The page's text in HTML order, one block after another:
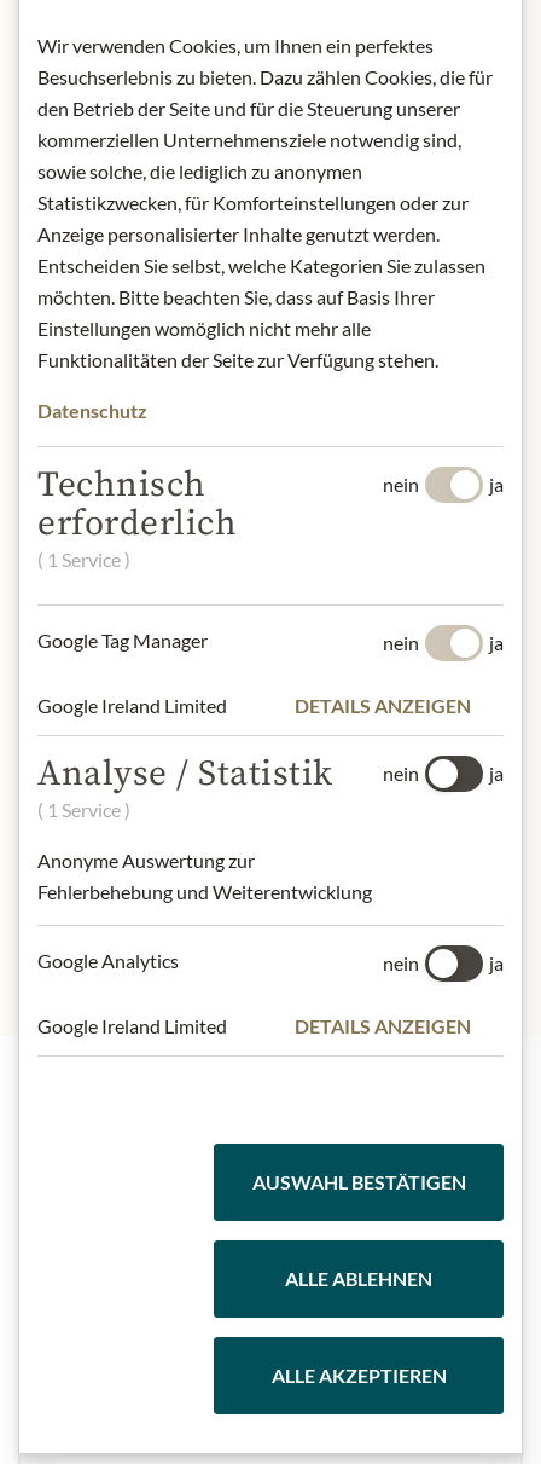
Ihre Gourmet Club Vorteile
Veranstaltungen
• Ermäßigungen für sämtliche Gourmet Club
Veranstaltungen
• Voranmeldung für Verkostungen und Master Classes
Exklusive Angebote, Produkte & limitierte Editionen
• Vorkaufsrecht bei Raritäten und seltenen Delikatessen
• Monatlich exklusive Rabatte zu speziellen Gourmet Club
• Aktuelle Informationen über exklusive Angebote im
Gourmet Club Newsletter
• Angebote unserer Kooperationspartner zu speziellen
am Graben
Wir verwenden Cookies, um Ihnen ein perfektes
Besuchserlebnis zu bieten. Dazu zählen Cookies, die für
den Betrieb der Seite und für die Steuerung unserer
kommerziellen Unternehmensziele notwendig sind,
sowie solche, die lediglich zu anonymen
Statistikzwecken, für Komforteinstellungen oder zur
Anzeige personalisierter Inhalte genutzt werden.
Entscheiden Sie selbst, welche Kategorien Sie zulassen
möchten. Bitte beachten Sie, dass auf Basis Ihrer
Einstellungen womöglich nicht mehr alle
Funktionalitäten der Seite zur Verfügung stehen.
Datenschutz
Technisch
erforderlich
( 1 Service )
nein ja
Google Tag Manager nein ja
Google Ireland Limited DETAILS ANZEIGEN
Analyse / Statistik
( 1 Service )
Anonyme Auswertung zur
Fehlerbehebung und Weiterentwicklung
nein ja
Google Analytics nein ja
Google Ireland Limited DETAILS ANZEIGEN
AUSWAHL BESTÄTIGEN
ALLE ABLEHNEN
ALLE AKZEPTIEREN